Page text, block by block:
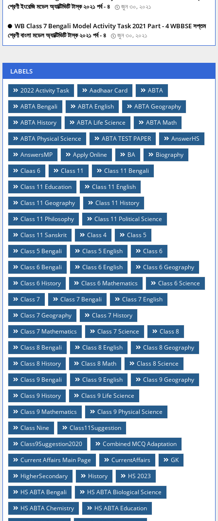
শ্রেণী ইংরেজি মডেল অ্যাক্টিভিটি টাস্ক ২০২১ পর্ব - ৪
জুন ৩০, ২০২১
WB Class 7 Bengali Model Activity Task 2021 Part - 4 WBBSE সপ্তম
শ্রেণী বাংলা মডেল অ্যাক্টিভিটি টাস্ক ২০২১ পর্ব - ৪
জুন ৩০, ২০২১
LABELS
2022 Activity Task Aadhaar Card
ABTA
ABTA Bengali
ABTA English
ABTA Geography
ABTA History
ABTA Life Science
ABTA Math
ABTA Physical Science
ABTA TEST PAPER
AnswerHS
AnswersMP
Apply Online BA
Biography
Claas 6
Class 11
Class 11 Bengali
Class 11 Education
Class 11 English
Class 11 Geography
Class 11 History
Class 11 Philosophy
Class 11 Political Science
Class 11 Sanskrit
Class 4
Class 5
Class 5 Bengali
Class 5 English
Class 6
Class 6 Bengali
Class 6 English
Class 6 Geography
Class 6 History
Class 6 Mathematics
Class 6 Science
Class 7
Class 7 Bengali
Class 7 English
Class 7 Geography
Class 7 History
Class 7 Mathematics
Class 7 Science
Class 8
Class 8 Bengali
Class 8 English
Class 8 Geography
Class 8 History
Class 8 Math
Class 8 Science
Class 9 Bengali
Class 9 English
Class 9 Geography
Class 9 History
Class 9 Life Science
Class 9 Mathematics
Class 9 Physical Science
Class Nine
Class11Suggestion
Class9Suggestion2020
Combined MCQ Adaptation
Current Affairs Main Page
CurrentAffairs
GK
HigherSecondary
History
HS 2023
HS ABTA Bengali
HS ABTA Biological Science
HS ABTA Chemistry
HS ABTA Education